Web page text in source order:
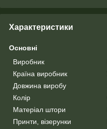
Характеристики
Основні
Виробник
Країна виробник
Довжина виробу
Колір
Матеріал штори
Принти, візерунки